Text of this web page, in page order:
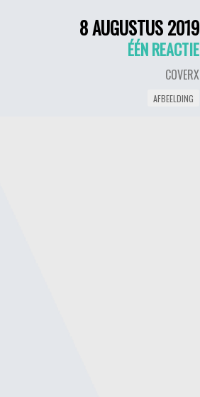
8 AUGUSTUS 2019
ÉÉN REACTIE
COVERX
AFBEELDING